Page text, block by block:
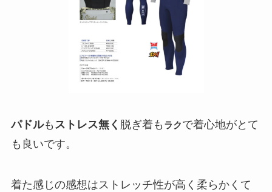
パドルも ストレス無く 脱ぎ着も ラクで着心地がとて
も良いです。
着た感じの感想はストレッチ性が高く柔らかくて